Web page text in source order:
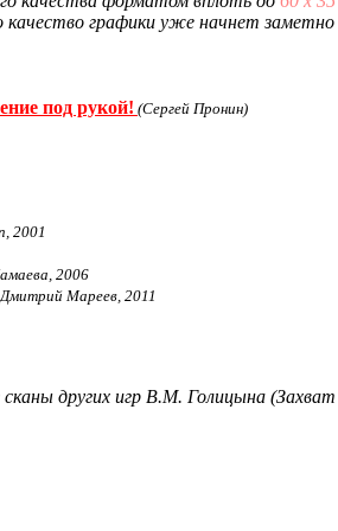
графики уже начнет
под рукой! (Сергей Пронин)
2001
2006
Дмитрий Мареев, 2011
сканы других игр В.М. Голицына